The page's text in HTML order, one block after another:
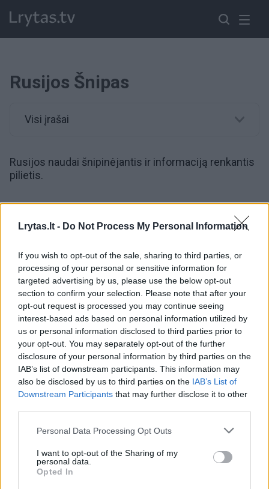
Lrytas.lt - Do Not Process My Personal Information
If you wish to opt-out of the sale, sharing to third parties, or
processing of your personal or sensitive information for
targeted advertising by us, please use the below opt-out
section to confirm your selection. Please note that after your
opt-out request is processed you may continue seeing
interest-based ads based on personal information utilized by
us or personal information disclosed to third parties prior to
your opt-out. You may separately opt-out of the further
disclosure of your personal information by third parties on the
IAB’s list of downstream participants. This information may
also be disclosed by us to third parties on the IAB’s List of
Downstream Participants that may further disclose it to other
Personal Data Processing Opt Outs
I want to opt-out of the Sharing of my
personal data.
Opted In
Rusijos Šnipas
Visi įrašai
Rusijos naudai šnipinėjantis ir informaciją renkantis
pilietis.
Prie Norvegijos krantų rastas negyvas baltasis delfinas:
buvo laikomas rusų šnipu
00:02:39
Rusijos ambasadorius Lietuvai žada atkirtį
Žinios | Lietuvos diena
00:01:53
Paviešinta sukrečianti buvusio Rusijos šnipo
nunuodijimo tyrimo detalė
Žinios | Pasaulis
Prezidentės namuose šnipinėti siekusiam vyrui Rusijos
Žinios | Lietuvos diena